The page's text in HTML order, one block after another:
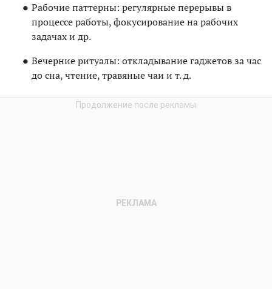
Рабочие паттерны: регулярные перерывы в
процессе работы, фокусирование на рабочих
задачах и др.
Вечерние ритуалы: откладывание гаджетов за час
до сна, чтение, травяные чаи и т. д.